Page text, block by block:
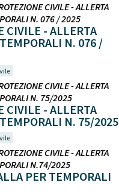
CIVILE - ALLERTA
N. 076 / 2025
CIVILE - ALLERTA
N. 076 /
CIVILE - ALLERTA
N. 75/2025
CIVILE - ALLERTA
N. 75/2025
CIVILE - ALLERTA
N.74/2025
PER TEMPORALI